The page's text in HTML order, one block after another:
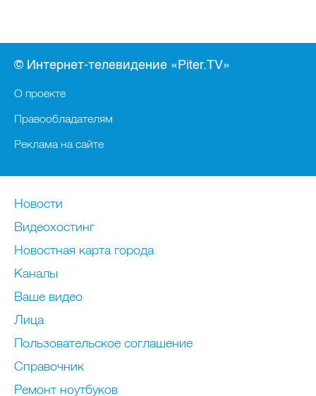
© Интернет-телевидение «Piter.TV»
О проекте
Правообладателям
Реклама на сайте
Новости
Видеохостинг
Новостная карта города
Каналы
Ваше видео
Лица
Пользовательское соглашение
Справочник
Ремонт нoутбуков